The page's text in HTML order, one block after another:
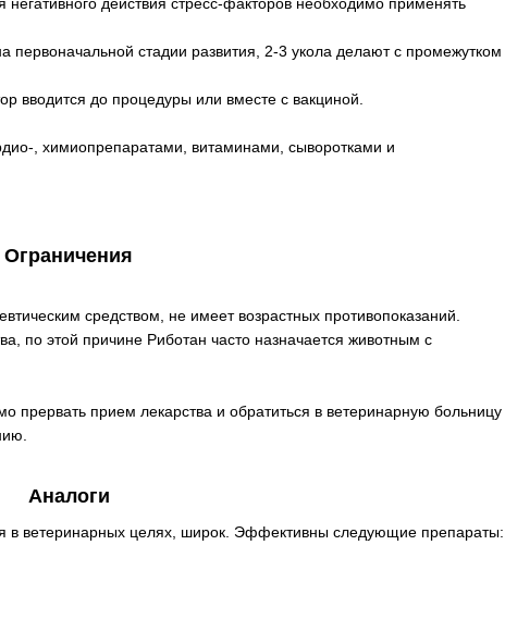
действия стресс-факторов необходимо применять
первоначальной стадии развития, 2-3 укола делают с промежутком
вводится до процедуры или вместе с вакциной.
, химиопрепаратами, витаминами, сыворотками и
Ограничения
средством, не имеет возрастных противопоказаний.
по этой причине Риботан часто назначается животным с
прервать прием лекарства и обратиться в ветеринарную больницу
Аналоги
в ветеринарных целях, широк. Эффективны следующие препараты: